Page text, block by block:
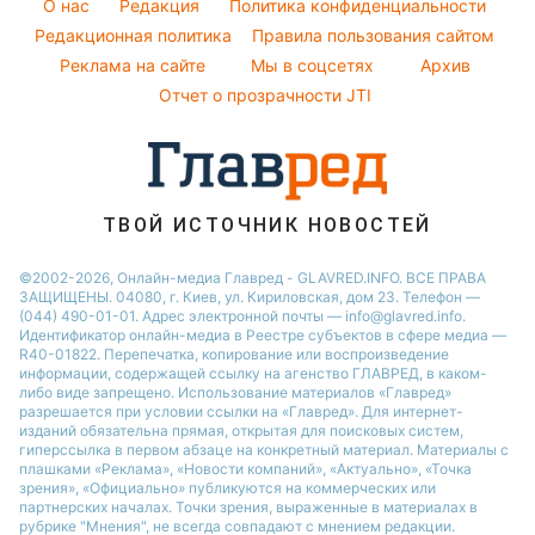
Потап
София Ротару
Новости Сум
Новости Тернополя
Новости Черкассы
Новости Одессы
Народные приметы
Все о шоу-бизнесе
O нас Редакция
Политика конфиденциальности
Редакционная политика
Правила пользования сайтом
Реклама на сайте
Мы в соцсетях
Архив
Отчет о прозрачности JTI
ТВОЙ ИСТОЧНИК НОВОСТЕЙ
©2002-2026, Онлайн-медиа Главред - GLAVRED.INFO. ВСЕ ПРАВА
ЗАЩИЩЕНЫ. 04080, г. Киев, ул. Кириловская, дом 23. Телефон —
(044) 490-01-01. Адрес электронной почты — info@glavred.info.
Идентификатор онлайн-медиа в Реестре cубъектов в сфере медиа —
R40-01822. Перепечатка, копирование или воспроизведение
информации, содержащей ссылку на агенство ГЛАВРЕД, в каком-
либо виде запрещено. Использование материалов «Главред»
разрешается при условии ссылки на «Главред». Для интернет-
изданий обязательна прямая, открытая для поисковых систем,
гиперссылка в первом абзаце на конкретный материал. Материалы с
плашками «Реклама», «Новости компаний», «Актуально», «Точка
зрения», «Официально» публикуются на коммерческих или
партнерских началах. Точки зрения, выраженные в материалах в
рубрике "Мнения", не всегда совпадают с мнением редакции.